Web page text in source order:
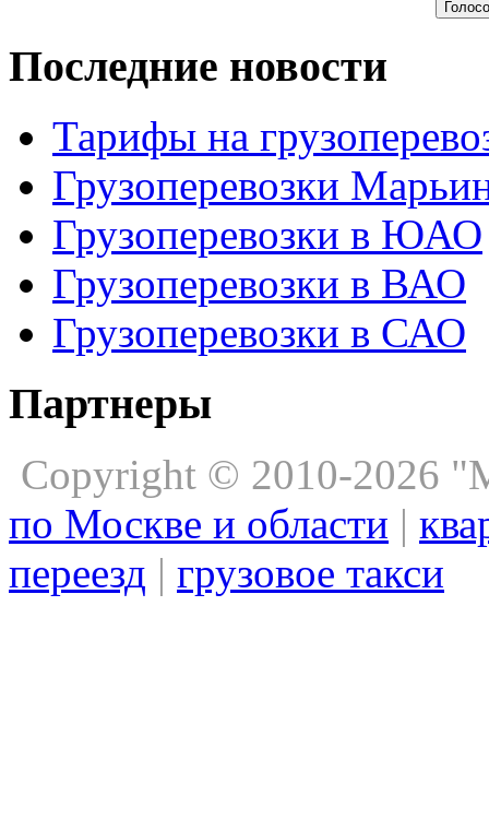
Последние новости
Тарифы на
Грузоперевозки
Грузоперевозки в ЮАО
Грузоперевозки в ВАО
Грузоперевозки в САО
Партнеры
Copyright © 2010-2026
по Москве и области |
переезд | грузовое такси